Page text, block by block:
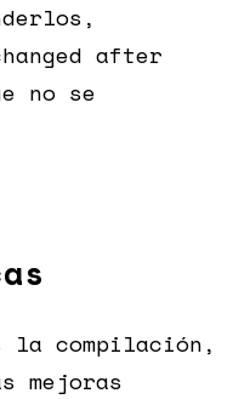
after
no se
la compilación,
mejoras